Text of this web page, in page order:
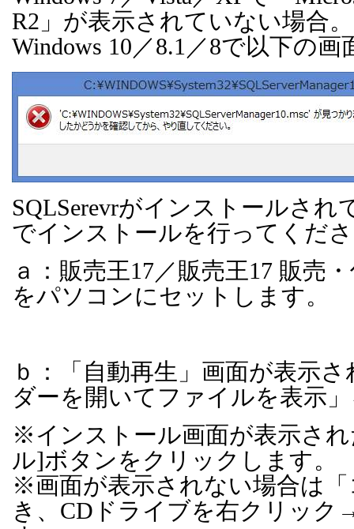
R2 」が表示されていない場合。
Windows 10 ／8.1 ／8で以下の画
SQLSerevrがインストールされ
でインストールを行ってくだ
ａ：販売王17／販売王17 販売
をパソコンにセットします。
ｂ：「自動再生」画面が表示
ダーを開いてファイルを表示
※インストール画面が表示さ
ル]ボタンをクリックします。
※画面が表示されない場合は
き、 CD ドライブを右クリッ